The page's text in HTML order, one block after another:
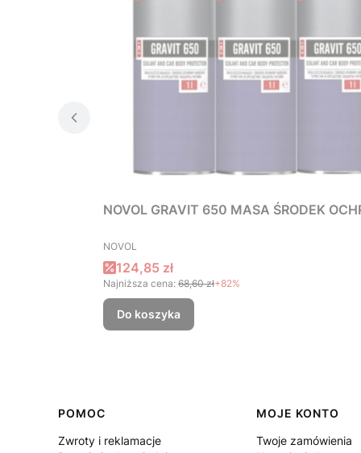
NOVOL GRAVIT 650 MASA ŚRODEK
PRODUCENT
NOVOL
Cena promocyjna
124,85 zł
Najniższa cena: 68,60 zł+82%
Do koszyka
Linki w stopce
POMOC
Zwroty i reklamacje
MOJE KONTO
Twoje zamówienia